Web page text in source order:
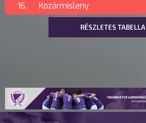
16.
Kozármisleny
RÉSZLETES TABELLA